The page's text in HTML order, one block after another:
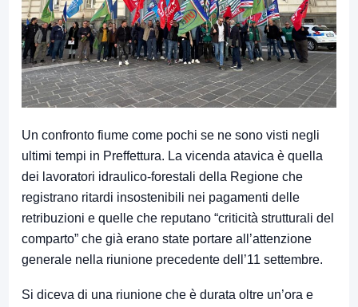
Un confronto fiume come pochi se ne sono visti negli
ultimi tempi in Preffettura. La vicenda atavica è quella
dei lavoratori idraulico-forestali della Regione che
registrano ritardi insostenibili nei pagamenti delle
retribuzioni e quelle che reputano “criticità strutturali del
comparto” che già erano state portare all’attenzione
generale nella riunione precedente dell’11 settembre.
Si diceva di una riunione che è durata oltre un’ora e